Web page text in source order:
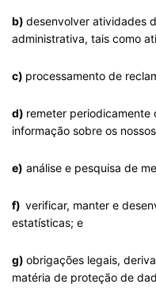
b) desenvolver atividades
administrativa, tais como
c) processamento de
d) remeter periodicamente
informação sobre os
e) análise e pesquisa de
f) verificar, manter e
estatísticas; e
g) obrigações legais,
matéria de proteção de